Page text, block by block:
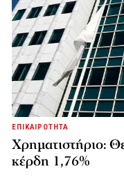
ΕΠΙΚΑΙΡΟΤΗΤΑ
Χρηματιστήριο:
κέρδη 1,76%